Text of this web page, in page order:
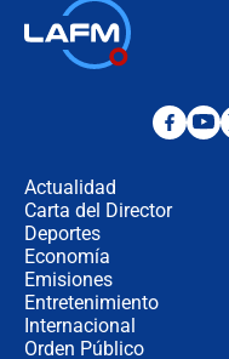
Actualidad
Carta del Director
Deportes
Economía
Emisiones
Entretenimiento
Internacional
Orden Público